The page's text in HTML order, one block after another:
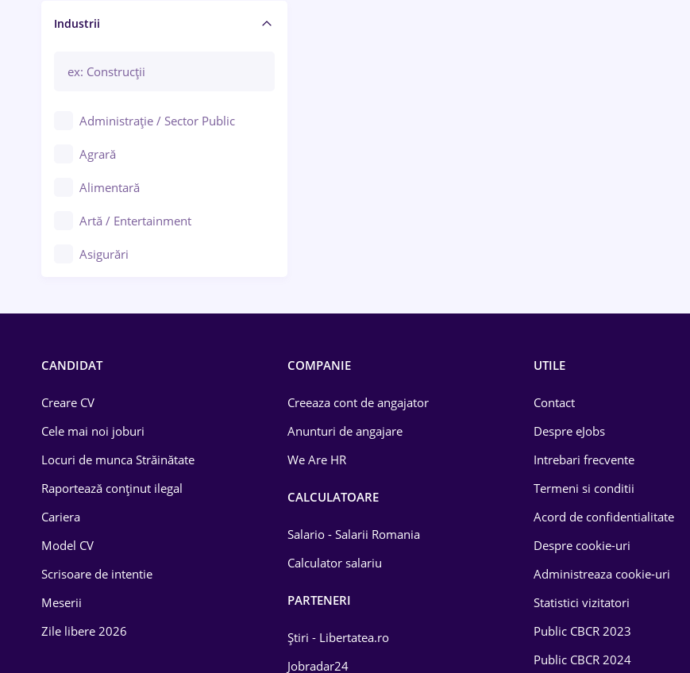
Manager / Executiv
Industrii
Administrație / Sector Public
Agrară
Alimentară
Artă / Entertainment
Asigurări
Drept
Educație / Training
Energetică
Farma
CANDIDAT
Creare CV
Cele mai noi joburi
Locuri de munca Străinătate
Raportează conținut ilegal
Cariera
Model CV
Scrisoare de intentie
Meserii
Zile libere 2026
COMPANIE
Creeaza cont de angajator
Anunturi de angajare
We Are HR
CALCULATOARE
Salario - Salarii Romania
Calculator salariu
PARTENERI
Știri - Libertatea.ro
Jobradar24
UTILE
Contact
Despre eJobs
Intrebari frecvente
Termeni si conditii
Acord de confidentialitate
Despre cookie-uri
Administreaza cookie-uri
Statistici vizitatori
Public CBCR 2023
Public CBCR 2024